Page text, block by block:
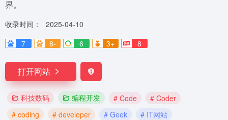
界。
收录时间：
2025-04-10
7
8- 6 3+ 8
打开网站
科技数码 编程开发 # Code
# Coder
# coding
# developer # Geek
# IT网站